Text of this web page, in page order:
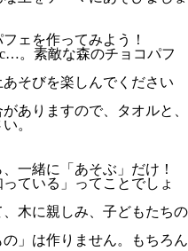
ェを作ってみよう！
。素敵な森のチョコパフ
そびを楽しんでください
ありますので、タオルと、
。
一緒に「あそぶ」だけ！
ている」ってことでしょ
、木に親しみ、子どもたちの
」は作りません。もちろん